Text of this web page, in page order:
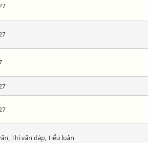
Thi vấn đáp, Tiểu luận